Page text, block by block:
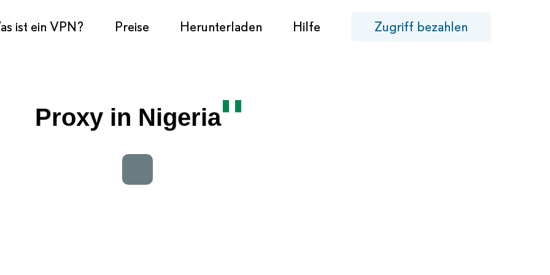
ist ein VPN? Preise Herunterladen Hilfe Zugriff bezahlen
Proxy in Nigeria